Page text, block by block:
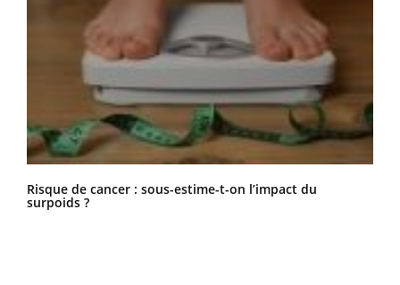
Risque de cancer : sous-estime-t-on l’impact du
surpoids ?